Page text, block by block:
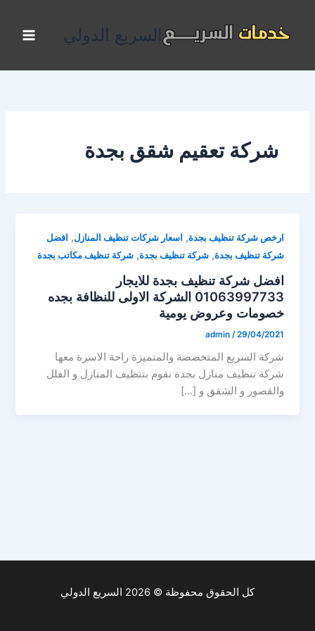
المحتوى
السريع الدولي
شركة تعقيم شقق بجدة
ارخص شركة تنظيف بجدة, اسعار شركات تنظيف المنازل, افضل
شركة تنظيف بجدة,شركة تنظيف بجدة,شركة تنظيف مكاتب بجدة
افضل شركة تنظيف بجدة للايجار
01063997733 الشركة الاولى للنظافة بجده
خصومات وعروض يومية
admin /29/04/2021
شركة السريع المتخصصة والمتميزة راحة الاسرة معها
شركة تنظيف منازل بجدة نقوم بتنظيف المنازل و الفلل
والقصور و الشقق و […]
كل الحقوق محفوظة © 2026 السريع الدولي